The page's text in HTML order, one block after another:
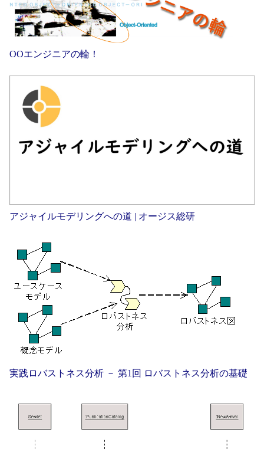
OOエンジニアの輪！
アジャイルモデリングへの道 | オージス総研
実践ロバストネス分析 － 第1回 ロバストネス分析の基礎